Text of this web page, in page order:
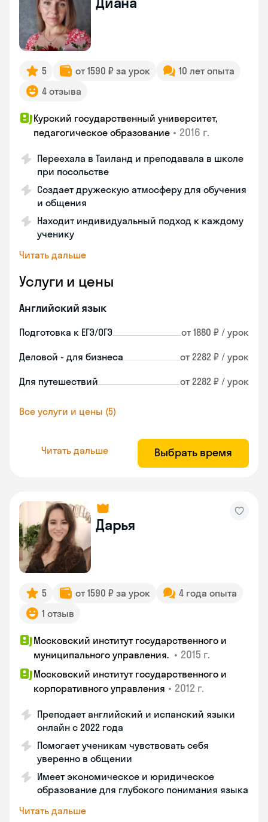
5 от 1590 ₽ за урок
10 лет опыта
4 отзыва
Курский государственный университет,
педагогическое образование • 2016 г.
Переехала в Таиланд и преподавала в школе
при посольстве
Создает дружескую атмосферу для обучения
и общения
Находит индивидуальный подход к каждому
ученику
Читать дальше
Услуги и цены
Английский язык
Подготовка к ЕГЭ/ОГЭ от 1880 ₽ / урок
Деловой - для бизнеса от 2282 ₽ / урок
Для путешествий от 2282 ₽ / урок
Все услуги и цены (5)
Читать дальше Выбрать время
Дарья
5 от 1590 ₽ за урок
4 года опыта
1 отзыв
Московский институт государственного и
муниципального управления. • 2015 г.
Московский институт государственного и
корпоративного управления • 2012 г.
Преподает английский и испанский языки
онлайн с 2022 года
Помогает ученикам чувствовать себя
уверенно в общении
Имеет экономическое и юридическое
образование для глубокого понимания языка
Читать дальше